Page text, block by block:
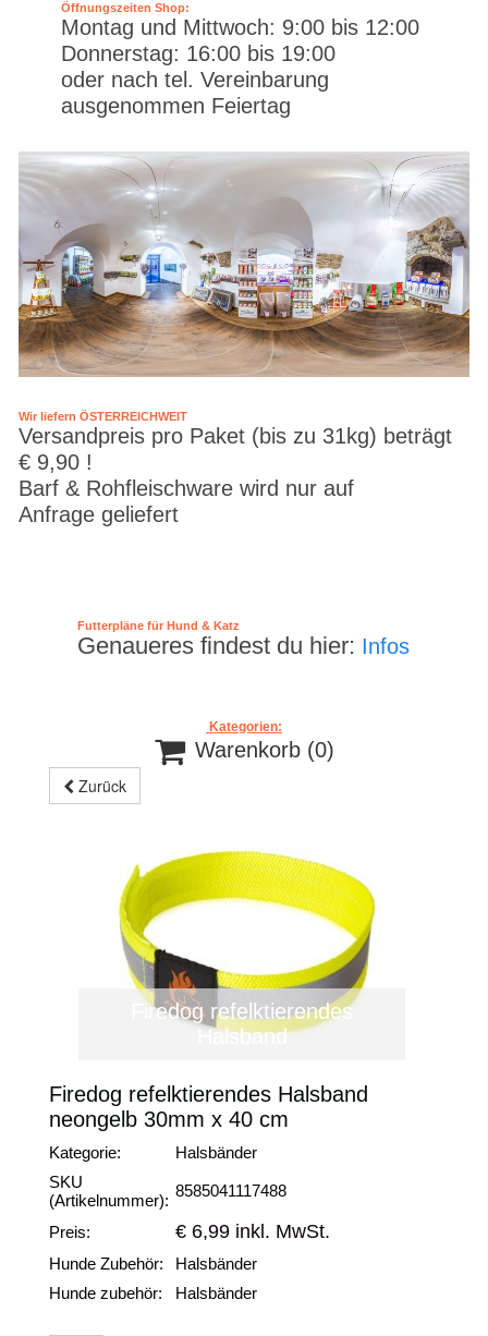
Öffnungszeiten Shop:
Montag und Mittwoch: 9:00 bis 12:00
Donnerstag: 16:00 bis 19:00
oder nach tel. Vereinbarung
ausgenommen Feiertag
Wir liefern ÖSTERREICHWEIT
Versandpreis pro Paket (bis zu 31kg) beträgt
€ 9,90 !
Barf & Rohfleischware wird nur auf
Anfrage geliefert
Futterpläne für Hund & Katz
Genaueres findest du hier: Infos
Kategorien:
 Warenkorb (0)
Zurück
Firedog refelktierendes
Halsband
Firedog refelktierendes Halsband
neongelb 30mm x 40 cm
Kategorie:
Halsbänder
SKU
(Artikelnummer):
8585041117488
Preis: € 6,99 inkl. MwSt.
Hunde Zubehör:
Halsbänder
Hunde zubehör:
Halsbänder